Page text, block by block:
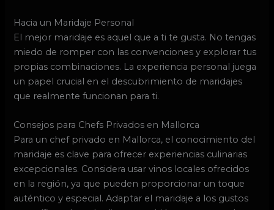
Hacia un Maridaje Personal
El mejor maridaje es aquel que a ti te gusta. No tengas
miedo de romper con las convenciones y explorar tus
propias combinaciones. La experiencia personal juega
un papel crucial en el descubrimiento de maridajes
que realmente funcionan para ti.
Consejos para Chefs Privados en Mallorca
Para un chef privado en Mallorca, el conocimiento del
maridaje es clave para ofrecer experiencias culinarias
excepcionales. Considera usar vinos locales ofrecidos
en la región, ya que pueden proporcionar un toque
auténtico y especial. Adaptar el maridaje a los gustos